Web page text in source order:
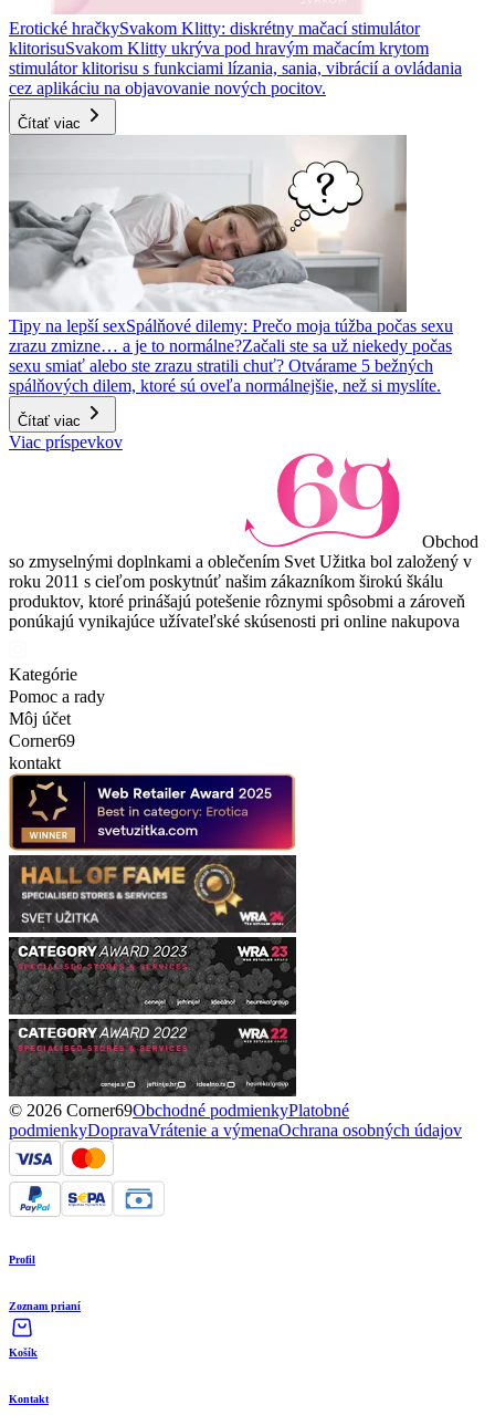
Erotické hračkySvakom Klitty: diskrétny mačací stimulátor
klitorisuSvakom Klitty ukrýva pod hravým mačacím krytom
stimulátor klitorisu s funkciami lízania, sania, vibrácií a ovládania
cez aplikáciu na objavovanie nových pocitov.
Čítať viac
Tipy na lepší sexSpálňové dilemy: Prečo moja túžba počas sexu
zrazu zmizne… a je to normálne?Začali ste sa už niekedy počas
sexu smiať alebo ste zrazu stratili chuť? Otvárame 5 bežných
spálňových dilem, ktoré sú oveľa normálnejšie, než si myslíte.
Čítať viac
Viac príspevkov
Obchod
so zmyselnými doplnkami a oblečením Svet Užitka bol založený v
roku 2011 s cieľom poskytnúť našim zákazníkom širokú škálu
produktov, ktoré prinášajú potešenie rôznymi spôsobmi a zároveň
ponúkajú vynikajúce užívateľské skúsenosti pri online nakupova
Kategórie
Pomoc a rady
Môj účet
Corner69
kontakt
© 2026 Corner69Obchodné podmienkyPlatobné
podmienkyDopravaVrátenie a výmenaOchrana osobných údajov
Profil
Zoznam prianí
Košík
Kontakt